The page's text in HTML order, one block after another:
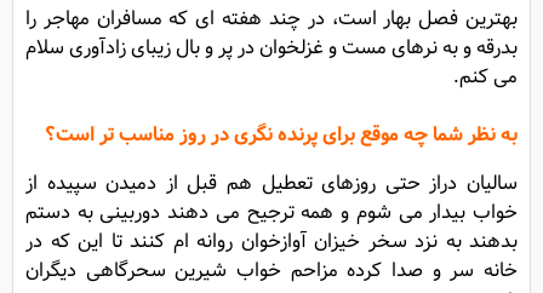
بهترین فصل بهار است، در چند هفته ای که مسافران مهاجر را
بدرقه و به نرهای مست و غزلخوان در پر و بال زیبای زادآوری سلام
می کنم.
به نظر شما چه موقع برای پرنده نگری در روز مناسب تر است؟
سالیان دراز حتی روزهای تعطیل هم قبل از دمیدن سپیده از
خواب بیدار می شوم و همه ترجیح می دهند دوربینی به دستم
بدهند به نزد سخر خیزان آوازخوان روانه ام کنند تا این که در
خانه سر و صدا کرده مزاحم خواب شیرین سحرگاهی دیگران